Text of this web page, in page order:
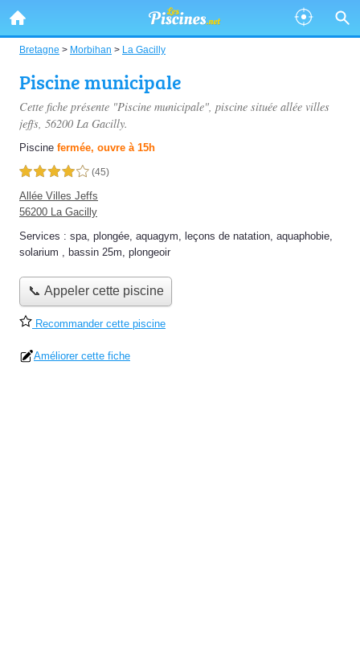
Bretagne > Morbihan > La Gacilly
Piscine municipale
Cette fiche présente "Piscine municipale", piscine située allée villes
jeffs, 56200 La Gacilly.
Piscine fermée, ouvre à 15h
4,0 étoiles sur 5 (45)
Allée Villes Jeffs
56200 La Gacilly
Services : spa, plongée, aquagym, leçons de natation, aquaphobie,
solarium , bassin 25m, plongeoir
📞 Appeler cette piscine
Recommander cette piscine
Améliorer cette fiche